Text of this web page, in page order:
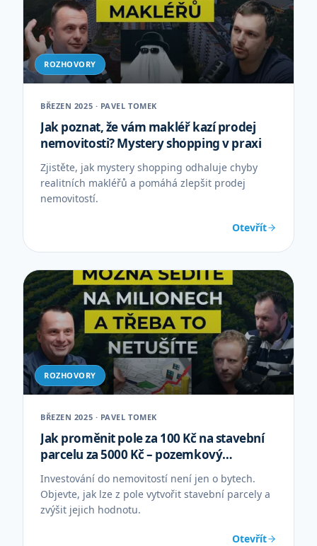
ROZHOVORY
BŘEZEN 2025 · PAVEL TOMEK
Jak poznat, že vám makléř kazí prodej
nemovitosti? Mystery shopping v praxi
Zjistěte, jak mystery shopping odhaluje chyby
realitních makléřů a pomáhá zlepšit prodej
nemovitostí.
Otevřít
ROZHOVORY
BŘEZEN 2025 · PAVEL TOMEK
Jak proměnit pole za 100 Kč na stavební
parcelu za 5000 Kč – pozemkový
development
Investování do nemovitostí není jen o bytech.
Objevte, jak lze z pole vytvořit stavební parcely a
zvýšit jejich hodnotu.
Otevřít